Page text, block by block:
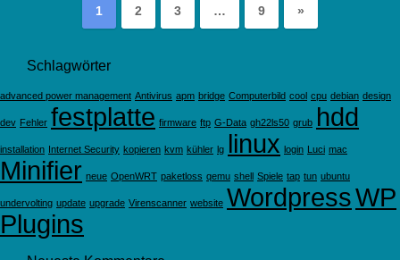
1 2 3 … 9 »
Schlagwörter
advanced power management Antivirus apm bridge Computerbild cool cpu debian design
dev Fehler festplatte firmware ftp G-Data gh22ls50 grub hdd
installation Internet Security kopieren kvm kühler lg linux login Luci mac
Minifier neue OpenWRT paketloss qemu shell Spiele tap tun ubuntu
undervolting update upgrade Virenscanner website WordpressWP
Plugins